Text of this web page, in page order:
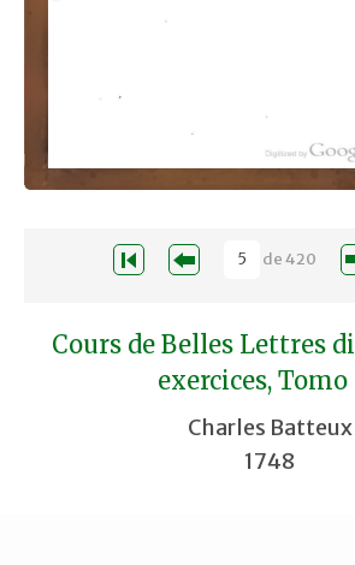
de420
Cours de Belles Lettres
exercices,
Charles Batteux
1748